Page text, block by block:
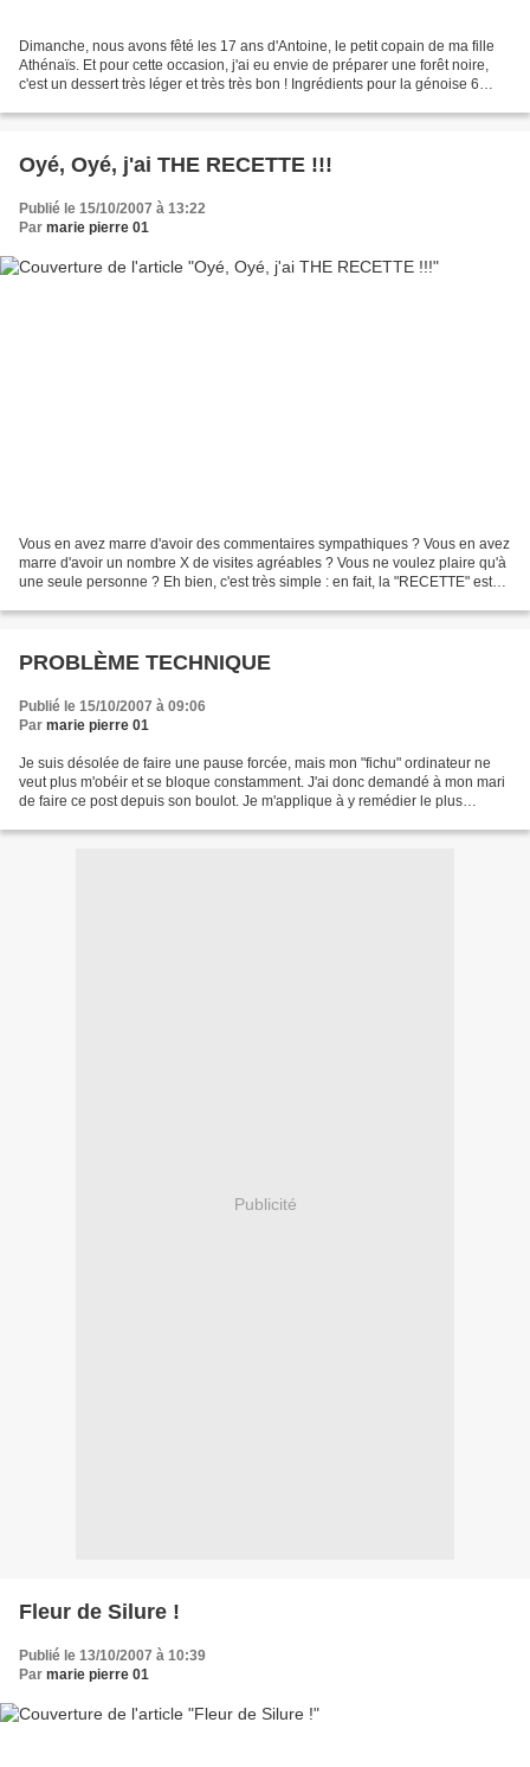
Dimanche, nous avons fêté les 17 ans d'Antoine, le petit copain de ma fille
Athénaïs. Et pour cette occasion, j'ai eu envie de préparer une forêt noire,
c'est un dessert très léger et très très bon ! Ingrédients pour la génoise 6
Oyé, Oyé, j'ai THE RECETTE !!!
Publié le 15/10/2007 à 13:22
Par marie pierre 01
Vous en avez marre d'avoir des commentaires sympathiques ? Vous en avez
marre d'avoir un nombre X de visites agréables ? Vous ne voulez plaire qu'à
une seule personne ? Eh bien, c'est très simple : en fait, la "RECETTE" est
PROBLÈME TECHNIQUE
Publié le 15/10/2007 à 09:06
Par marie pierre 01
Je suis désolée de faire une pause forcée, mais mon "fichu" ordinateur ne
veut plus m'obéir et se bloque constamment. J'ai donc demandé à mon mari
de faire ce post depuis son boulot. Je m'applique à y remédier le plus
Publicité
Fleur de Silure !
Publié le 13/10/2007 à 10:39
Par marie pierre 01